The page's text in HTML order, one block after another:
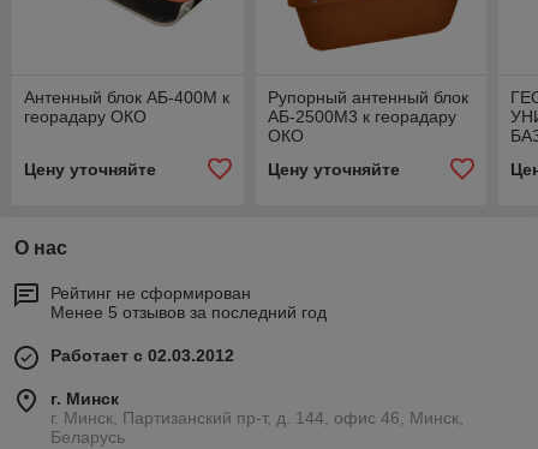
Антенный блок АБ-400М к
георадару ОКО
Цену уточняйте
Рупорный антенный блок
АБ-2500М3 к георадару
ОКО
Цену уточняйте
О нас
Рейтинг не сформирован
Менее 5 отзывов за последний год
Работает с 02.03.2012
г. Минск
г. Минск, Партизанский пр-т, д. 144, офис 46, Минск,
Беларусь